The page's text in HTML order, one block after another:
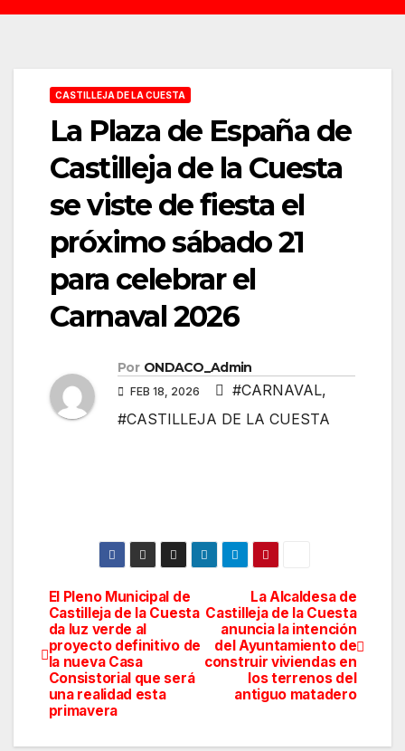
CASTILLEJA DE LA CUESTA
La Plaza de España de
Castilleja de la Cuesta
se viste de fiesta el
próximo sábado 21
para celebrar el
Carnaval 2026
Por ONDACO_Admin
FEB 18, 2026 #CARNAVAL,
#CASTILLEJA DE LA CUESTA
Navegación
de
entradas
La Alcaldesa de
Castilleja de la Cuesta
anuncia la intención
del Ayuntamiento de
construir viviendas en
los terrenos del
antiguo matadero
El Pleno Municipal de
Castilleja de la Cuesta
da luz verde al
proyecto definitivo de
la nueva Casa
Consistorial que será
una realidad esta
primavera